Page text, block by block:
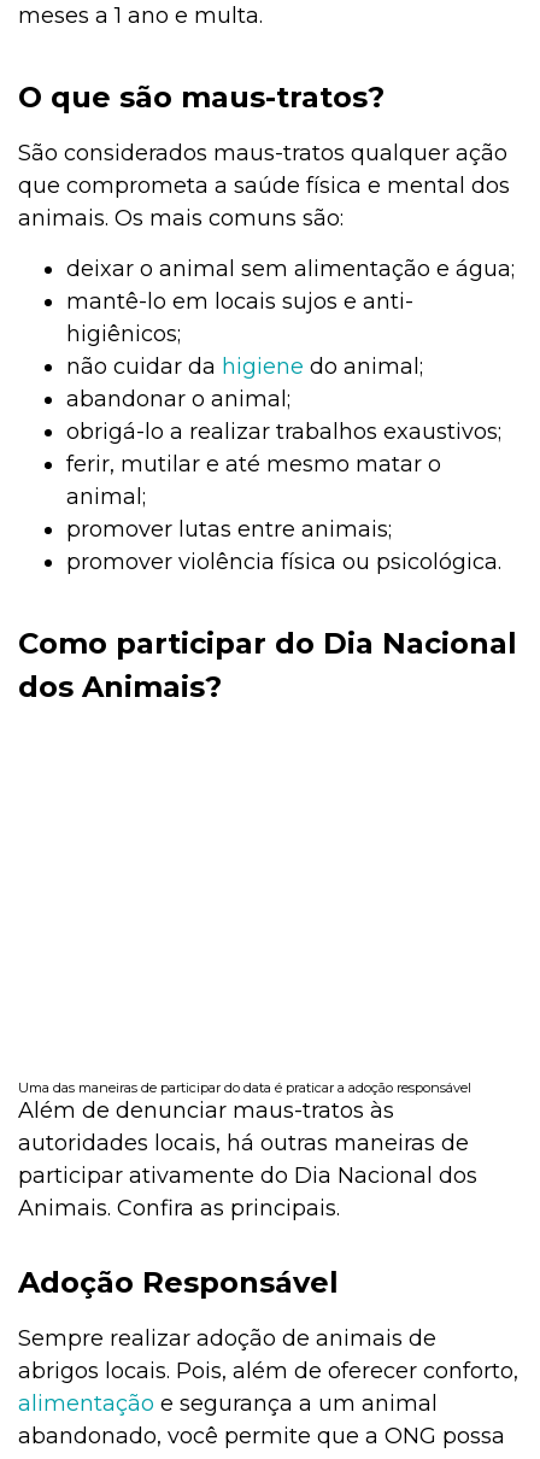
meses a 1 ano e multa.
O que são maus-tratos?
São considerados maus-tratos qualquer ação
que comprometa a saúde física e mental dos
animais. Os mais comuns são:
deixar o animal sem alimentação e água;
mantê-lo em locais sujos e anti-
higiênicos;
não cuidar da higiene do animal;
abandonar o animal;
obrigá-lo a realizar trabalhos exaustivos;
ferir, mutilar e até mesmo matar o
animal;
promover lutas entre animais;
promover violência física ou psicológica.
Como participar do Dia Nacional
dos Animais?
Uma das maneiras de participar do data é praticar a adoção responsável
Além de denunciar maus-tratos às
autoridades locais, há outras maneiras de
participar ativamente do Dia Nacional dos
Animais. Confira as principais.
Adoção Responsável
Sempre realizar adoção de animais de
abrigos locais. Pois, além de oferecer conforto,
alimentação e segurança a um animal
abandonado, você permite que a ONG possa